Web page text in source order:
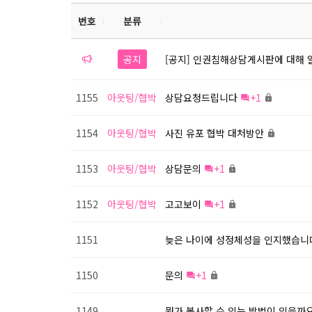
번호 분류
공지 [공지] 인권침해상담게시판에 대해
1155 아웃팅/협박 상담요청드립니다 +1
1154 아웃팅/협박 사진 유포 협박 대처방안
1153 아웃팅/협박 상담문의 +1
1152 아웃팅/협박 고고보이 +1
1151 늦은 나이에 성정체성을 인지했습니
1150 문의 +1